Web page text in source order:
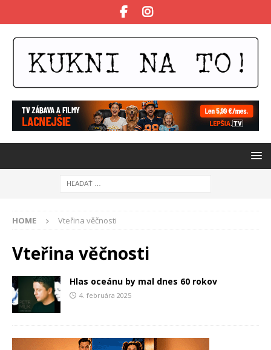
HOME Vteřina věčnosti
Vteřina věčnosti
Hlas oceánu by mal dnes 60 rokov
4. februára 2025